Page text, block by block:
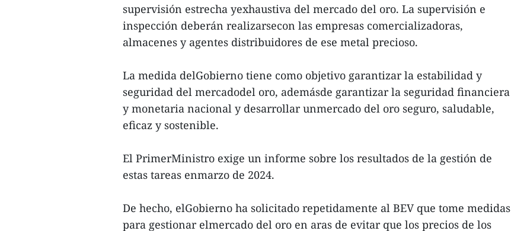
supervisión estrecha yexhaustiva del mercado del oro. La supervisión e
inspección deberán realizarsecon las empresas comercializadoras,
almacenes y agentes distribuidores de ese metal precioso.
La medida delGobierno tiene como objetivo garantizar la estabilidad y
seguridad del mercadodel oro, ademásde garantizar la seguridad financiera
y monetaria nacional y desarrollar unmercado del oro seguro, saludable,
eficaz y sostenible.
El PrimerMinistro exige un informe sobre los resultados de la gestión de
estas tareas enmarzo de 2024.
De hecho, elGobierno ha solicitado repetidamente al BEV que tome medidas
para gestionar elmercado del oro en aras de evitar que los precios de los